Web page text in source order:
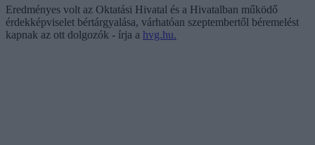
Eredményes volt az Oktatási Hivatal és a Hivatalban működő
érdekképviselet bértárgyalása, várhatóan szeptembertől béremelést
kapnak az ott dolgozók - írja a hvg.hu.